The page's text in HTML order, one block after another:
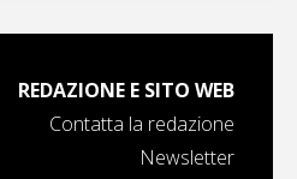
REDAZIONE E SITO WEB
Contatta la redazione
Newsletter